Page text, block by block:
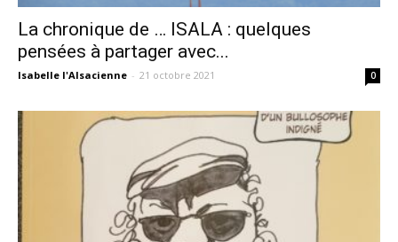
La chronique de … ISALA : quelques
pensées à partager avec...
Isabelle l'Alsacienne - 21 octobre 2021 0